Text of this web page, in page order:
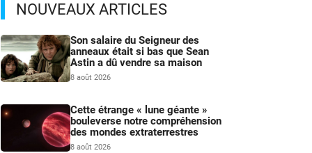
NOUVEAUX ARTICLES
Son salaire du Seigneur des
anneaux était si bas que Sean
Astin a dû vendre sa maison
8 août 2026
Cette étrange « lune géante »
bouleverse notre compréhension
des mondes extraterrestres
8 août 2026